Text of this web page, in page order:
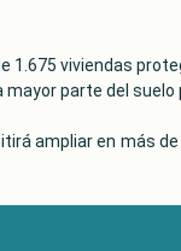
viviendas
parte del suelo
ampliar en más